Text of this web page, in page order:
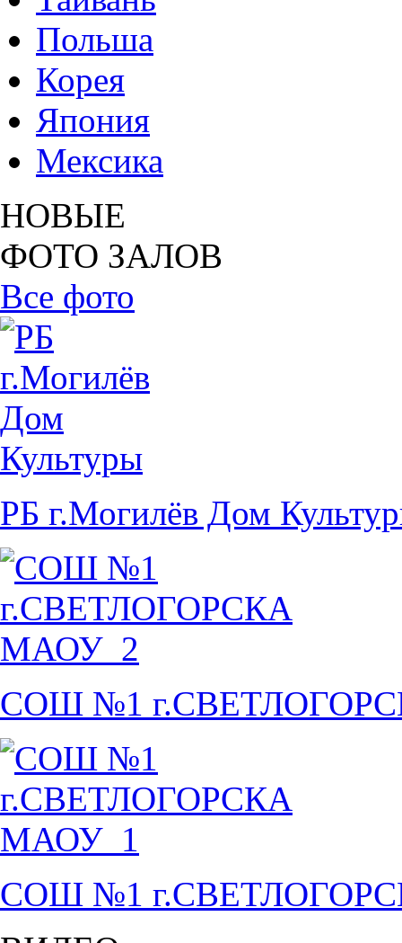
Польша
Корея
Япония
Мексика
НОВЫЕ
ФОТО ЗАЛОВ
Все фото
РБ г.Могилёв Дом
СОШ №1
СОШ №1